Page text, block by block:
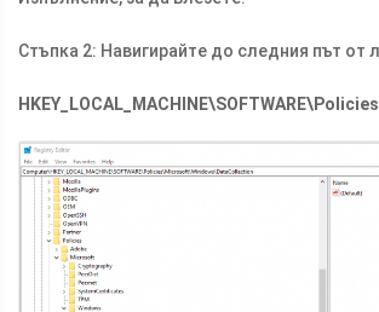
Стъпка 2: Навигирайте до следния път от